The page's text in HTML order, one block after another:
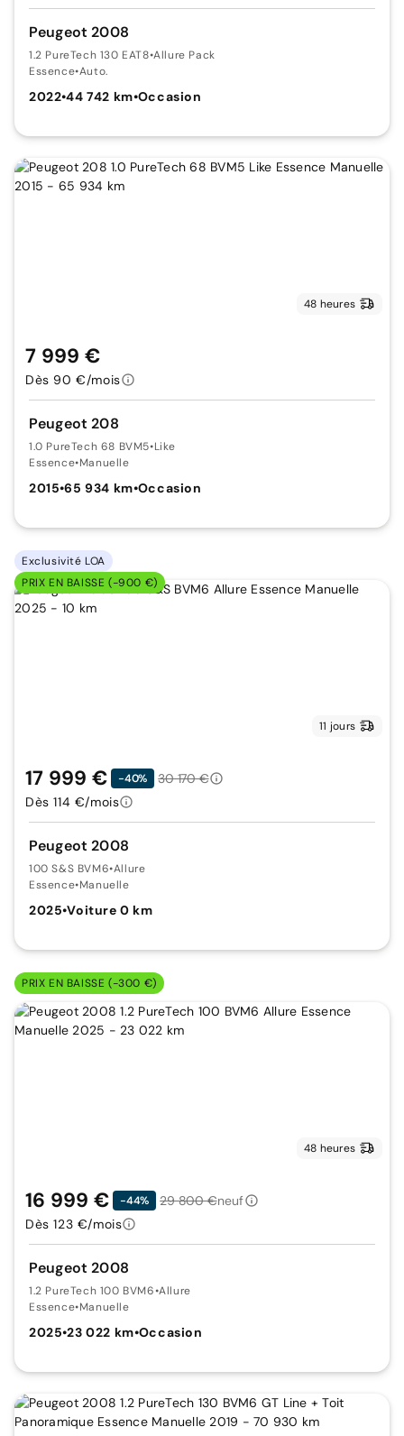
Peugeot 2008
1.2 PureTech 130 EAT8•Allure Pack
Essence•Auto.
2022•44 742 km•Occasion
48 heures
Peugeot 208
1.0 PureTech 68 BVM5•Like
Essence•Manuelle
2015•65 934 km•Occasion
7 999 €
Dès 90 €/mois
Exclusivité LOA
PRIX EN BAISSE (-900 €)
11 jours
Peugeot 2008
100 S&S BVM6•Allure
Essence•Manuelle
2025•Voiture 0 km
17 999 € -40%
30 170 €
Dès 114 €/mois
PRIX EN BAISSE (-300 €)
48 heures
Peugeot 2008
1.2 PureTech 100 BVM6•Allure
Essence•Manuelle
2025•23 022 km•Occasion
16 999 € -44% 29 800 €neuf
Dès 123 €/mois